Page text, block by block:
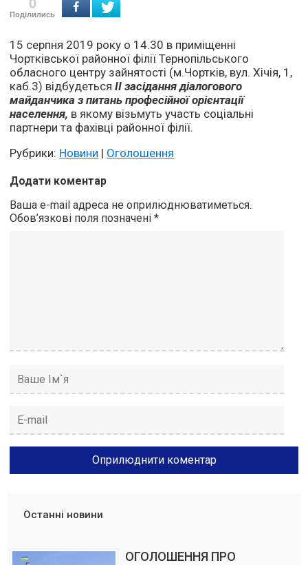
Поділились
15 серпня 2019 року о 14.30 в приміщенні
Чортківської районної філії Тернопільського
обласного центру зайнятості (м.Чортків, вул. Хічія, 1,
каб.3) відбудетьсяІІ засідання діалогового
майданчика з питань професійної орієнтації
населення, в якому візьмуть участь соціальні
партнери та фахівці районної філії.
Рубрики: Новини | Оголошення
Додати коментар
Ваша e-mail адреса не оприлюднюватиметься.
Обов’язкові поля позначені*
Останні новини
ОГОЛОШЕННЯ ПРО